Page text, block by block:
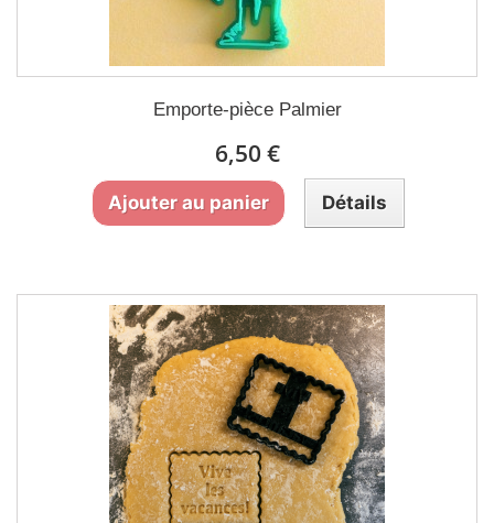
Emporte-pièce Palmier
6,50 €
Ajouter au panier Détails